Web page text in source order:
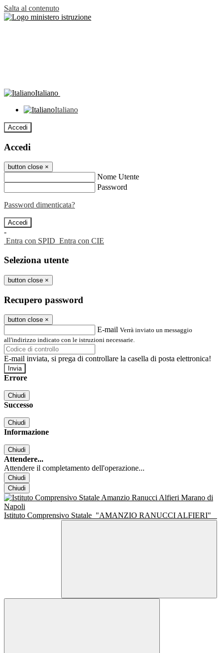
Salta al contenuto
Italiano
Italiano
Accedi
Accedi
button close ×
Nome Utente
Password
Password dimenticata?
-
Entra con SPID Entra con CIE
Seleziona utente
button close ×
Recupero password
button close ×
E-mail Verrà inviato un messaggio
all'indirizzo indicato con le istruzioni necessarie.
E-mail inviata, si prega di controllare la casella di posta elettronica!
Errore
Chiudi
Successo
Chiudi
Informazione
Chiudi
Attendere...
Attendere il completamento dell'operazione...
Chiudi
Chiudi
Istituto Comprensivo Statale "AMANZIO RANUCCI ALFIERI"